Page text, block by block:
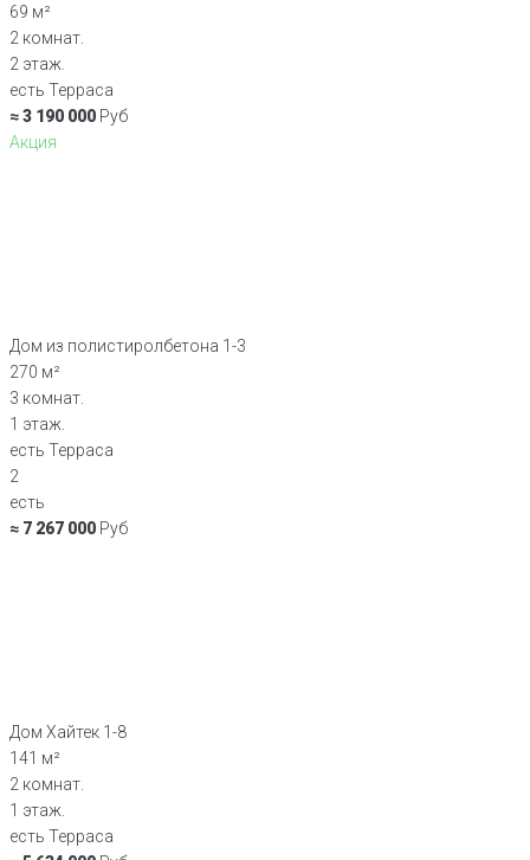
69 м²
2 комнат.
2 этаж.
есть Терраса
≈ 3 190 000 Руб
Акция
Дом из полистиролбетона 1-3
270 м²
3 комнат.
1 этаж.
есть Терраса
2
есть
≈ 7 267 000 Руб
Дом Хайтек 1-8
141 м²
2 комнат.
1 этаж.
есть Терраса